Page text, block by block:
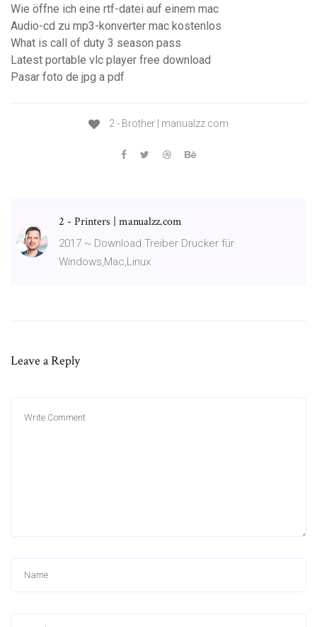
Wie öffne ich eine rtf-datei auf einem mac
Audio-cd zu mp3-konverter mac kostenlos
What is call of duty 3 season pass
Latest portable vlc player free download
Pasar foto de jpg a pdf
2 - Brother | manualzz.com
2 - Printers | manualzz.com
2017 ~ Download Treiber Drucker für
Windows,Mac,Linux
Leave a Reply